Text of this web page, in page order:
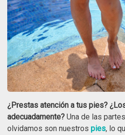
¿Prestas atención a tus pies?
adecuadamente? Una de las
olvidamos son nuestros pies, lo